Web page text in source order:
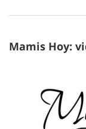
Mamis Hoy: